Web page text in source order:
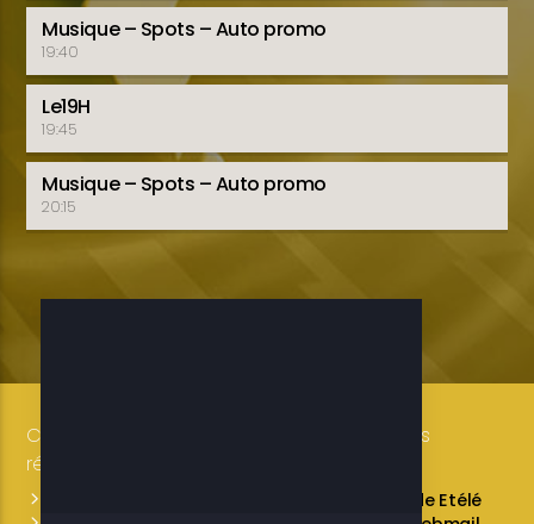
Musique – Spots – Auto promo
19:40
Le19H
19:45
Musique – Spots – Auto promo
20:15
Copyright 2019-2025 ETELE BENIN Tous droits
réservés / Conception: LUXE CONSULTING
L’équipe de Etélé